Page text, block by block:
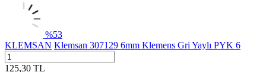
%53
KLEMSAN Klemsan 307129 6mm Klemens Gri Yaylı PYK 6
125,30 TL